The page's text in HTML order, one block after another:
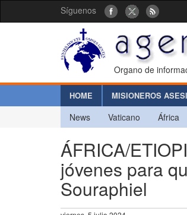
Síguenos
Organo de
HOME MISIONEROS
News Vaticano África
ÁFRICA/
jóvenes para
Souraphiel